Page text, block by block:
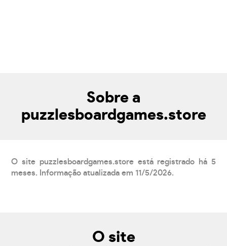
Sobre a
puzzlesboardgames.store
O site puzzlesboardgames.store está registrado há 5
meses. Informação atualizada em 11/5/2026.
O site